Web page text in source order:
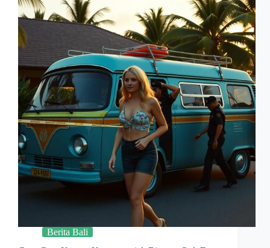
Berita Bali